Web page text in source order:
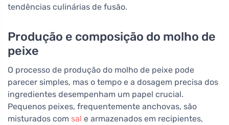
tendências culinárias de fusão.
Produção e composição do molho de
peixe
O processo de produção do molho de peixe pode
parecer simples, mas o tempo e a dosagem precisa dos
ingredientes desempenham um papel crucial.
Pequenos peixes, frequentemente anchovas, são
misturados com sal e armazenados em recipientes,